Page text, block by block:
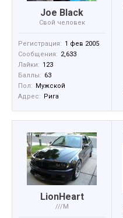
Joe Black
Свой человек
Регистрация: 1 фев 2005
Сообщения: 2,633
Лайки: 123
Баллы: 63
Пол:
Мужской
Адрес:
Рига
LionHeart
///M